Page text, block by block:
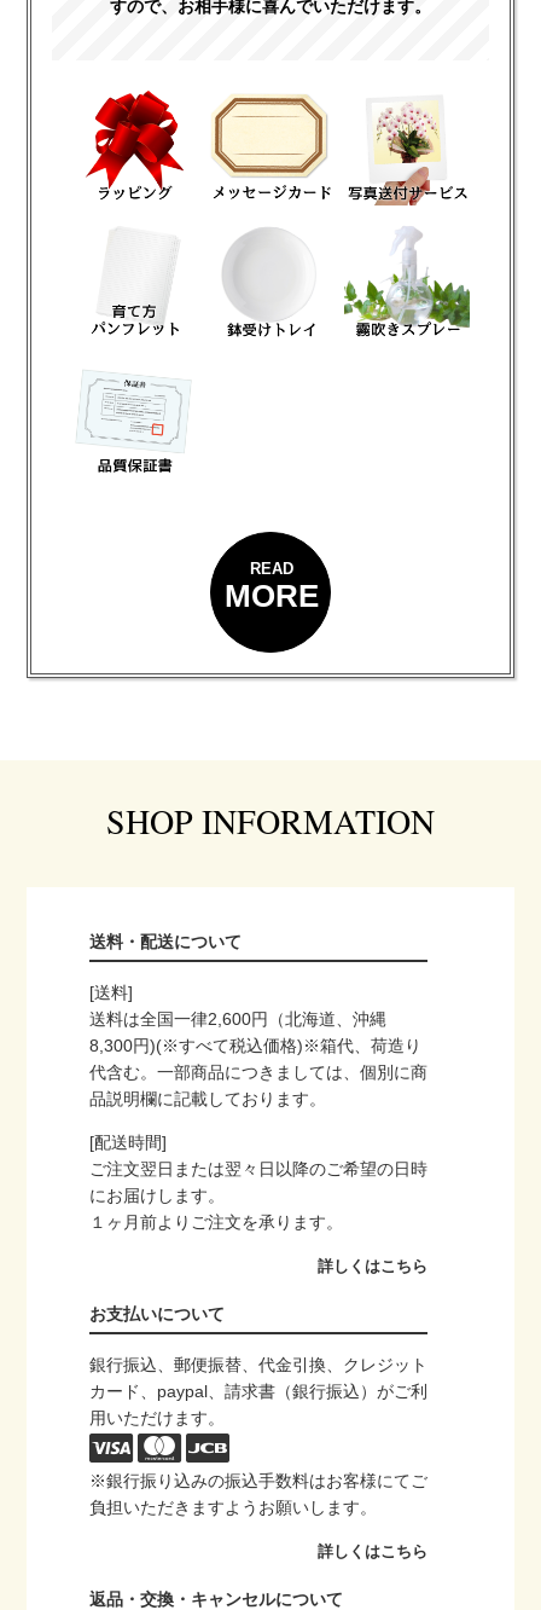
すので、お相手様に喜んでいただけます。
READ
MORE
SHOP INFORMATION
送料・配送について
[送料]
送料は全国一律2,600円（北海道、沖縄
8,300円)(※すべて税込価格)※箱代、荷造り
代含む。一部商品につきましては、個別に商
品説明欄に記載しております。
[配送時間]
ご注文翌日または翌々日以降のご希望の日時
にお届けします。
１ヶ月前よりご注文を承ります。
詳しくはこちら
お支払いについて
銀行振込、郵便振替、代金引換、クレジット
カード、paypal、請求書（銀行振込）がご利
用いただけます。
※銀行振り込みの振込手数料はお客様にてご
負担いただきますようお願いします。
詳しくはこちら
返品・交換・キャンセルについて